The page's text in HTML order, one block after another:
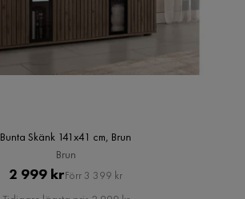
Bunta Skänk 141x41 cm, Brun
Brun
Pris
2 999 krOriginal
Pris
Förr 3 399 kr